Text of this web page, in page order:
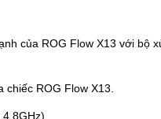
của ROG Flow X13 với bộ
ROG Flow X13.